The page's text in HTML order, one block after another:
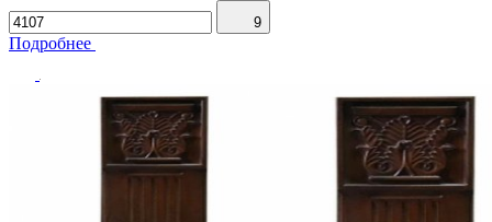
9
Подробнее